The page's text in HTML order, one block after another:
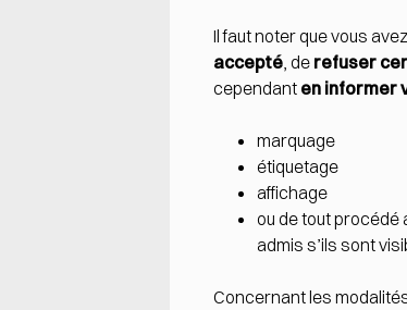
Il faut noter que vous
accepté , de refuser
cependant en informer
marquage
étiquetage
affichage
ou de tout procédé
admis s’ils sont
Concernant les